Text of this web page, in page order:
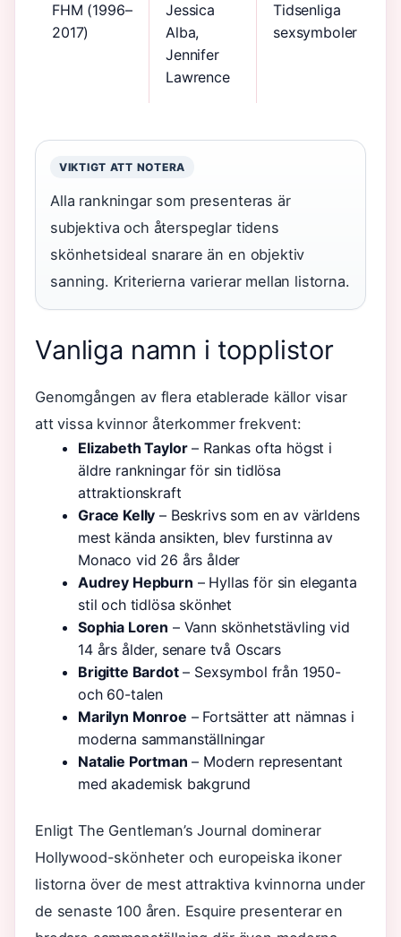
FHM (1996–
2017)
Jessica
Alba,
Jennifer
Lawrence
Tidsenliga
sexsymboler
VIKTIGT ATT NOTERA
Alla rankningar som presenteras är
subjektiva och återspeglar tidens
skönhetsideal snarare än en objektiv
sanning. Kriterierna varierar mellan listorna.
Vanliga namn i topplistor
Genomgången av flera etablerade källor visar
att vissa kvinnor återkommer frekvent:
Elizabeth Taylor– Rankas ofta högst i
äldre rankningar för sin tidlösa
attraktionskraft
Grace Kelly – Beskrivs som en av världens
mest kända ansikten, blev furstinna av
Monaco vid 26 års ålder
Audrey Hepburn – Hyllas för sin eleganta
stil och tidlösa skönhet
Sophia Loren – Vann skönhetstävling vid
14 års ålder, senare två Oscars
Brigitte Bardot– Sexsymbol från 1950-
och 60-talen
Marilyn Monroe – Fortsätter att nämnas i
moderna sammanställningar
Natalie Portman – Modern representant
med akademisk bakgrund
Enligt The Gentleman’s Journal dominerar
Hollywood-skönheter och europeiska ikoner
listorna över de mest attraktiva kvinnorna under
de senaste 100 åren. Esquire presenterar en